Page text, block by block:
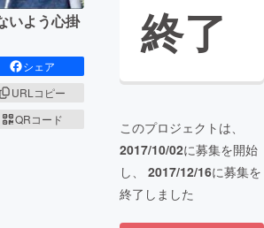
いよう心掛
シェア
URLコピー
QRコード
終了
このプロジェクトは、
2017/10/02に募集を開始
し、 2017/12/16に募集を
終了しました